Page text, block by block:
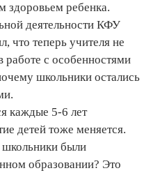
здоровьем ребенка.
деятельности КФУ
что теперь учителя не
работе с особенностями
школьники остались
каждые 5-6 лет
детей тоже меняется.
были
образовании? Это